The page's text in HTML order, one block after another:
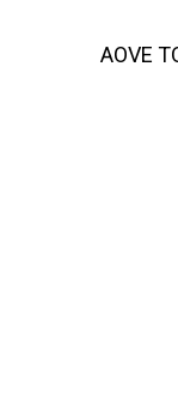
AOVE